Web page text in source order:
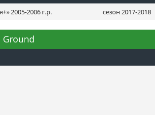
2005-2006 г.р. сезон 2017-2018
Ground